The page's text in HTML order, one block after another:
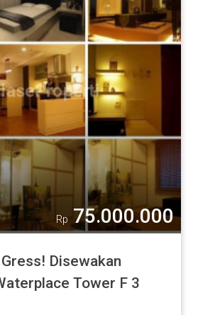
Rp 75.000.000
Disewakan
Tower F 3